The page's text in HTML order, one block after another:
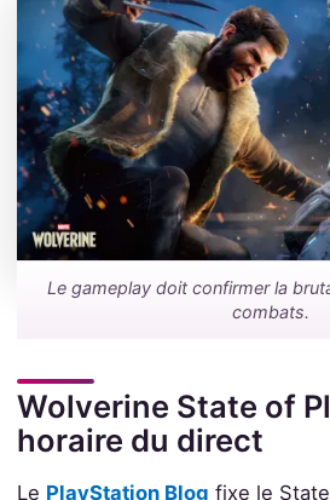
Le gameplay doit confirmer la
combats.
Wolverine State of
horaire du direct
Le PlayStation Blog fixe le